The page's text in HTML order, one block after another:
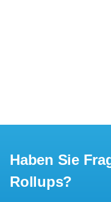
Haben Sie
Rollups?